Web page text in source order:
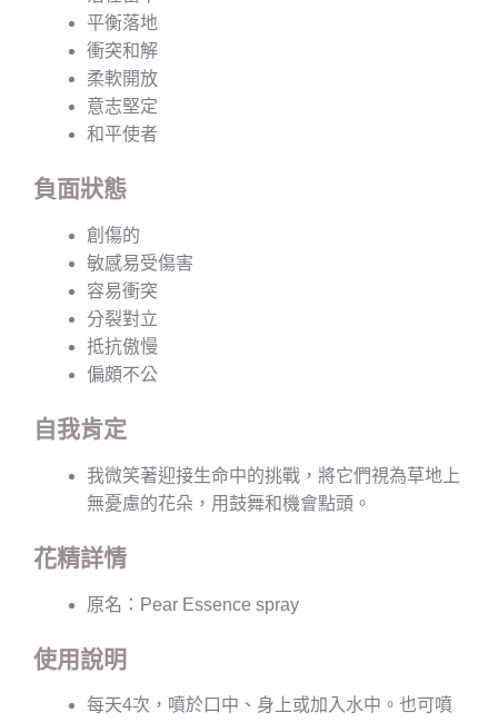
平衡落地
衝突和解
柔軟開放
意志堅定
和平使者
負面狀態
創傷的
敏感易受傷害
容易衝突
分裂對立
抵抗傲慢
偏頗不公
自我肯定
我微笑著迎接生命中的挑戰，將它們視為草地上
無憂慮的花朵，用鼓舞和機會點頭。
花精詳情
原名：Pear Essence spray
使用說明
每天4次，噴於口中、身上或加入水中。也可噴